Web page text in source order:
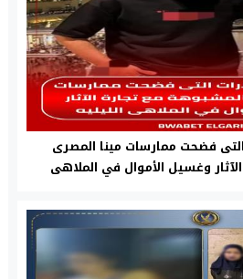
فضحت ممارسات مينا المصرى
وغسيل الأموال في الملاهى